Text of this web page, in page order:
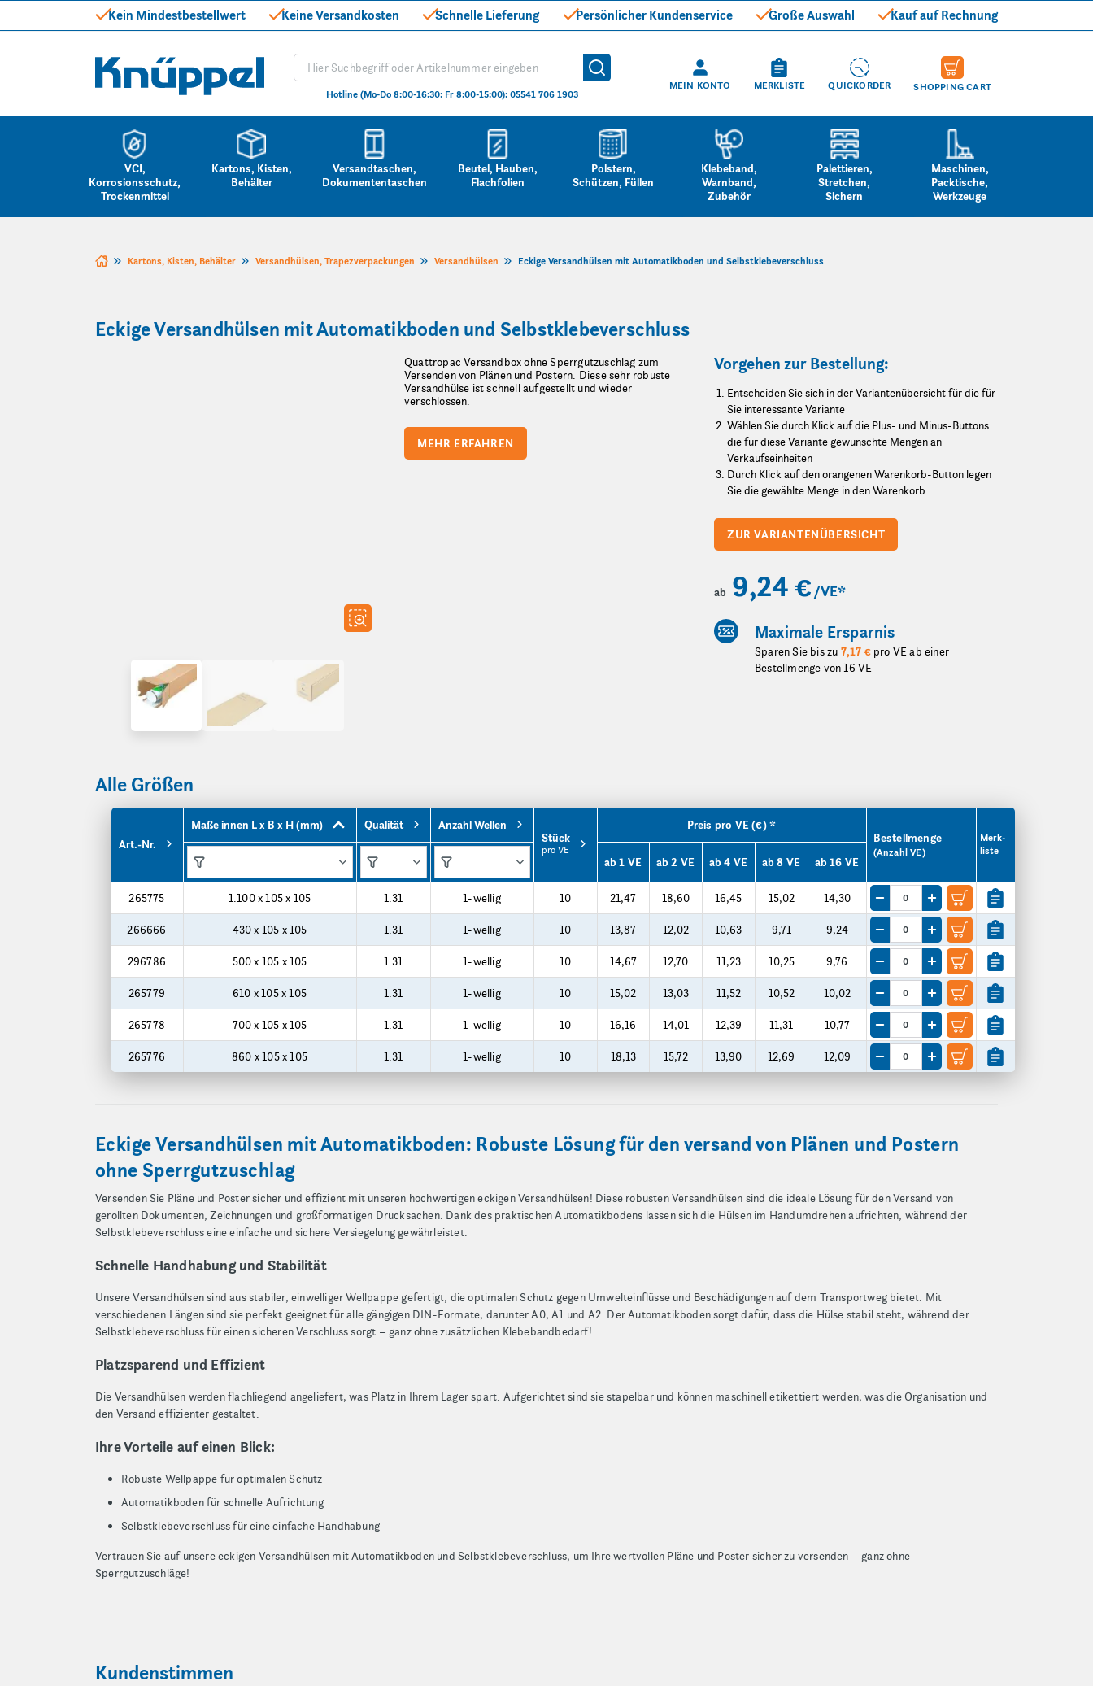
Kein Mindestbestellwert Keine Versandkosten Schnelle Lieferung Persönlicher Kundenservice Große Auswahl Kauf auf Rechnung
Knüppel
Produkt suchen
Suche
Hotline (Mo-Do 8:00-16:30: Fr 8:00-15:00): 05541 706 1903
MEIN KONTO MERKLISTE QUICKORDER SHOPPING CART
VCI,
Korrosionsschutz,
Trockenmittel
Kartons, Kisten,
Behälter
Versandtaschen,
Dokumententaschen
Beutel, Hauben,
Flachfolien
Polstern,
Schützen, Füllen
Klebeband,
Warnband,
Zubehör
Palettieren,
Stretchen,
Sichern
Maschinen,
Packtische,
Werkzeuge
Kartons, Kisten, Behälter Versandhülsen, Trapezverpackungen Versandhülsen Eckige Versandhülsen mit Automatikboden und Selbstklebeverschluss
Eckige Versandhülsen mit Automatikboden und Selbstklebeverschluss
Quattropac Versandbox ohne Sperrgutzuschlag zum
Versenden von Plänen und Postern. Diese sehr robuste
Versandhülse ist schnell aufgestellt und wieder
verschlossen.
MEHR ERFAHREN
Vorgehen zur Bestellung:
Entscheiden Sie sich in der Variantenübersicht für die für
Sie interessante Variante
Wählen Sie durch Klick auf die Plus- und Minus-Buttons
die für diese Variante gewünschte Mengen an
Verkaufseinheiten
Durch Klick auf den orangenen Warenkorb-Button legen
Sie die gewählte Menge in den Warenkorb.
ZUR VARIANTENÜBERSICHT
ab 9,24 € /VE*
Maximale Ersparnis
Sparen Sie bis zu 7,17 €pro VE ab einer
Bestellmenge von 16 VE
Alle Größen
Funktionen
Art.-Nr.
Maße innen L x B x H (mm) Qualität
Anzahl Wellen
Stück
pro VE
Preis pro VE (€) *
Bestellmenge
(Anzahl VE)
Merk­
liste
ab 1 VE ab 2 VE ab 4 VE ab 8 VE ab 16 VE
265775 1.100 x 105 x 105 1.31 1-wellig 10 21,47 18,60 16,45 15,02 14,30 Menge um eine VE reduzieren
Menge um eine VE erhöhen
266666
430 x 105 x 105 1.31 1-wellig 10 13,87 12,02 10,63 9,71 9,24 Menge um eine VE reduzieren
Menge um eine VE erhöhen
296786
500 x 105 x 105 1.31 1-wellig 10 14,67 12,70 11,23 10,25 9,76 Menge um eine VE reduzieren
Menge um eine VE erhöhen
265779
610 x 105 x 105 1.31 1-wellig 10 15,02 13,03 11,52 10,52 10,02 Menge um eine VE reduzieren
Menge um eine VE erhöhen
265778
700 x 105 x 105 1.31 1-wellig 10 16,16 14,01 12,39 11,31 10,77 Menge um eine VE reduzieren
Menge um eine VE erhöhen
265776
860 x 105 x 105 1.31 1-wellig 10 18,13 15,72 13,90 12,69 12,09 Menge um eine VE reduzieren
Menge um eine VE erhöhen
Eckige Versandhülsen mit Automatikboden: Robuste Lösung für den versand von Plänen und Postern
ohne Sperrgutzuschlag
Versenden Sie Pläne und Poster sicher und effizient mit unseren hochwertigen eckigen Versandhülsen! Diese robusten Versandhülsen sind die ideale Lösung für den Versand von
gerollten Dokumenten, Zeichnungen und großformatigen Drucksachen. Dank des praktischen Automatikbodens lassen sich die Hülsen im Handumdrehen aufrichten, während der
Selbstklebeverschluss eine einfache und sichere Versiegelung gewährleistet.
Schnelle Handhabung und Stabilität
Unsere Versandhülsen sind aus stabiler, einwelliger Wellpappe gefertigt, die optimalen Schutz gegen Umwelteinflüsse und Beschädigungen auf dem Transportweg bietet. Mit
verschiedenen Längen sind sie perfekt geeignet für alle gängigen DIN-Formate, darunter A0, A1 und A2. Der Automatikboden sorgt dafür, dass die Hülse stabil steht, während der
Selbstklebeverschluss für einen sicheren Verschluss sorgt – ganz ohne zusätzlichen Klebebandbedarf!
Platzsparend und Effizient
Die Versandhülsen werden flachliegend angeliefert, was Platz in Ihrem Lager spart. Aufgerichtet sind sie stapelbar und können maschinell etikettiert werden, was die Organisation und
den Versand effizienter gestaltet.
Ihre Vorteile auf einen Blick:
Robuste Wellpappe für optimalen Schutz
Automatikboden für schnelle Aufrichtung
Selbstklebeverschluss für eine einfache Handhabung
Vertrauen Sie auf unsere eckigen Versandhülsen mit Automatikboden und Selbstklebeverschluss, um Ihre wertvollen Pläne und Poster sicher zu versenden – ganz ohne
Sperrgutzuschläge!
Kundenstimmen